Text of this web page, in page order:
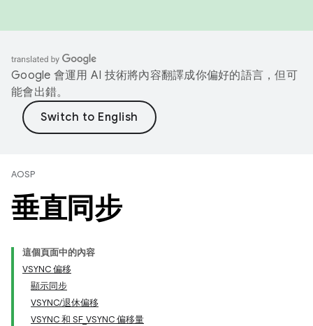
Google 會運用 AI 技術將內容翻譯成你偏好的語言，但可
能會出錯。
AOSP
垂直同步
這個頁面中的內容
VSYNC 偏移
顯示同步
VSYNC/退休偏移
VSYNC 和 SF_VSYNC 偏移量